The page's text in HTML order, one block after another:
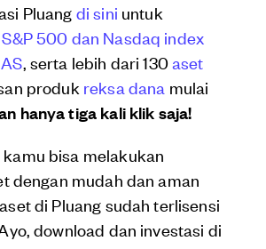
Pluang di sini untuk
S&P 500 dan Nasdaq index
, serta lebih dari 130aset
produk reksa dana mulai
hanya tiga kali klik saja!
kamu bisa melakukan
dengan mudah dan aman
di Pluang sudah terlisensi
download dan investasi di